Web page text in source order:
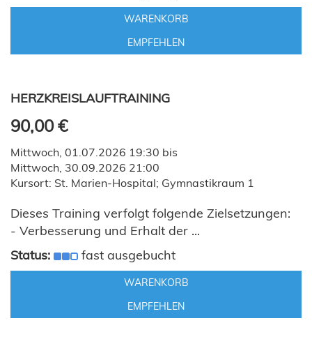
WARENKORB
EMPFEHLEN
HERZKREISLAUFTRAINING
90,00 €
Mittwoch, 01.07.2026 19:30 bis
Mittwoch, 30.09.2026 21:00
Kursort: St. Marien-Hospital; Gymnastikraum 1
Dieses Training verfolgt folgende Zielsetzungen:
- Verbesserung und Erhalt der ...
Status:
fast ausgebucht
WARENKORB
EMPFEHLEN